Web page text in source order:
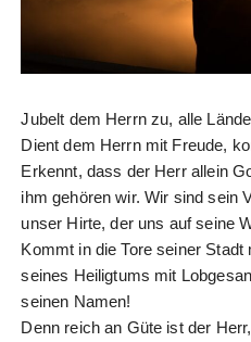
Jubelt dem Herrn zu, alle
Dient dem Herrn mit Freude,
Erkennt, dass der Herr allein
ihm gehören wir. Wir sind sein
unser Hirte, der uns auf seine
Kommt in die Tore seiner Stadt
seines Heiligtums mit
seinen Namen!
Denn reich an Güte ist der